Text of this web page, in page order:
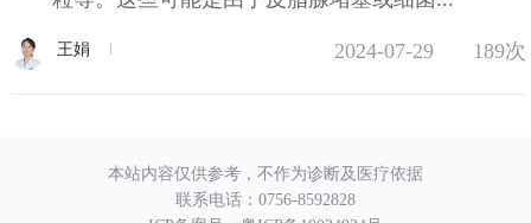
王娟 2024-07-29 189次
本站内容仅供参考，不作为诊断及医疗依据
联系电话： 0756-8592828